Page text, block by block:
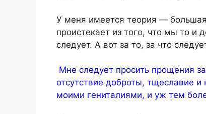
У меня имеется теория — большая
проистекает из того, что мы то и
следует. А вот за то, за что
Мне следует просить прощения
отсутствие доброты, тщеславие
моими гениталиями, и уж тем